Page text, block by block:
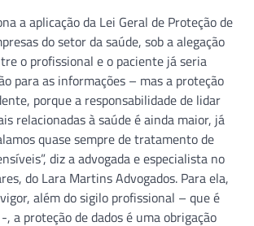
a aplicação da Lei Geral de Proteção de
do setor da saúde, sob a alegação
o profissional e o paciente já seria
para as informações – mas a proteção
porque a responsabilidade de lidar
relacionadas à saúde é ainda maior, já
quase sempre de tratamento de
diz a advogada e especialista no
do Lara Martins Advogados. Para ela,
além do sigilo profissional – que é
, a proteção de dados é uma obrigação